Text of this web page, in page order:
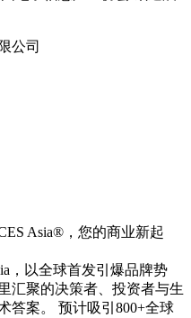
公司
Asia®，您的商业新起
，以全球首发引爆品牌势
汇聚的决策者、投资者与生
答案。 预计吸引800+全球